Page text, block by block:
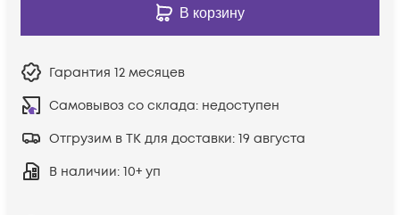
В корзину
Гарантия 12 месяцев
Самовывоз со склада: недоступен
Отгрузим в ТК для доставки: 19 августа
В наличии: 10+ уп